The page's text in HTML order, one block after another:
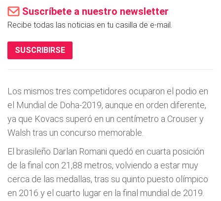
Suscríbete a nuestro newsletter
Recibe todas las noticias en tu casilla de e-mail.
SUSCRIBIRSE
Los mismos tres competidores ocuparon el podio en
el Mundial de Doha-2019, aunque en orden diferente,
ya que Kovacs superó en un centímetro a Crouser y
Walsh tras un concurso memorable.
El brasileño Darlan Romani quedó en cuarta posición
de la final con 21,88 metros, volviendo a estar muy
cerca de las medallas, tras su quinto puesto olímpico
en 2016 y el cuarto lugar en la final mundial de 2019.